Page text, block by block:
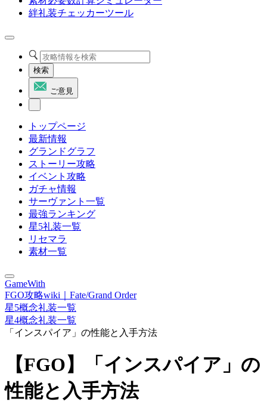
絆礼装チェッカーツール
検索
ご意見
トップページ
最新情報
グランドグラフ
ストーリー攻略
イベント攻略
ガチャ情報
サーヴァント一覧
最強ランキング
星5礼装一覧
リセマラ
素材一覧
GameWith
FGO攻略wiki｜Fate/Grand Order
星5概念礼装一覧
星4概念礼装一覧
「インスパイア」の性能と入手方法
【FGO】「インスパイア」の
性能と入手方法